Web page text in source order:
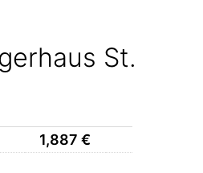
St.
1,887 €